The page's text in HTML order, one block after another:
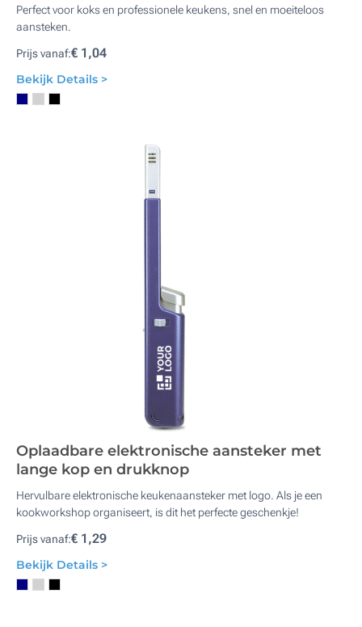
Perfect voor koks en professionele keukens, snel en moeiteloos
aansteken.
Prijs vanaf:€ 1,04
Bekijk Details >
Oplaadbare elektronische aansteker met
lange kop en drukknop
Hervulbare elektronische keukenaansteker met logo. Als je een
kookworkshop organiseert, is dit het perfecte geschenkje!
Prijs vanaf:€ 1,29
Bekijk Details >